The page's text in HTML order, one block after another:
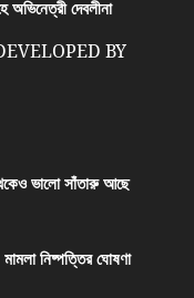
দেবলীনা
BY
ভালো সাঁতারু আছে
নিষ্পত্তির ঘোষণা